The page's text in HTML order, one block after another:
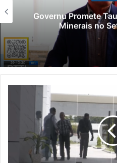
Governu Promete
Minerais no